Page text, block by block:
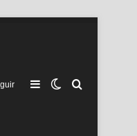
Barra lateral
Switch skin